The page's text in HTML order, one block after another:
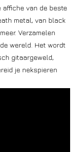
affiche van de beste
metal, van black
Verzamelen
wereld. Het wordt
gitaargeweld,
je nekspieren